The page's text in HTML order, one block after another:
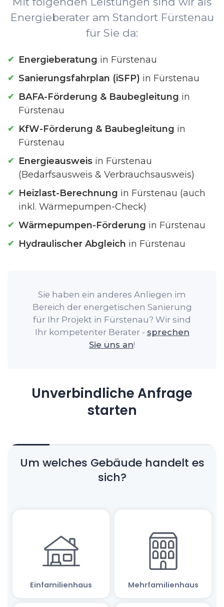
Energieberater am Standort Fürstenau
für Sie da:
Energieberatung in Fürstenau
Sanierungsfahrplan (iSFP) in Fürstenau
BAFA-Förderung & Baubegleitung in
Fürstenau
KfW-Förderung & Baubegleitung in
Fürstenau
Energieausweis in Fürstenau
(Bedarfsausweis & Verbrauchsausweis)
Heizlast-Berechnung in Fürstenau (auch
inkl. Wärmepumpen-Check)
Wärmepumpen-Förderung in Fürstenau
Hydraulischer Abgleich in Fürstenau
Sie haben ein anderes Anliegen im
Bereich der energetischen Sanierung
für Ihr Projekt in Fürstenau? Wir sind
Ihr kompetenter Berater - sprechen
Sie uns an!
Unverbindliche Anfrage
starten